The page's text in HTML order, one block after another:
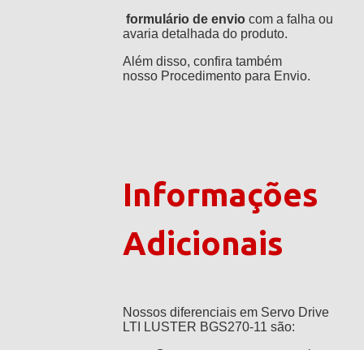
formulário de envio com a falha ou
avaria detalhada do produto.
Além disso, confira também
nosso Procedimento para Envio.
Informações
Adicionais
Nossos diferenciais em Servo Drive
LTI LUSTER BGS270-11 são: